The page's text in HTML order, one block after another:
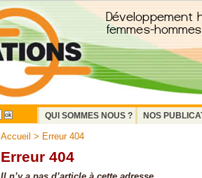
QUI SOMMES NOUS ?
NOS
Accueil > Erreur 404
Erreur 404